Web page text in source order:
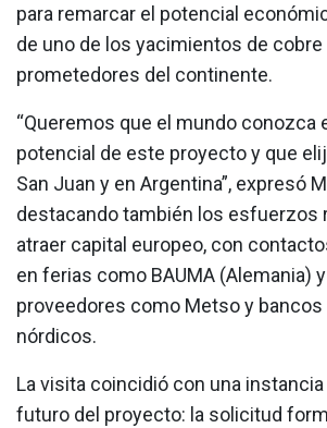
para remarcar el potencial
de uno de los yacimientos de cobre
prometedores del continente.
“Queremos que el mundo conozca
potencial de este proyecto y que
San Juan y en Argentina”, expresó
destacando también los esfuerzos
atraer capital europeo, con
en ferias como BAUMA (Alemania)
proveedores como Metso y
nórdicos.
La visita coincidió con una instancia
futuro del proyecto: la solicitud